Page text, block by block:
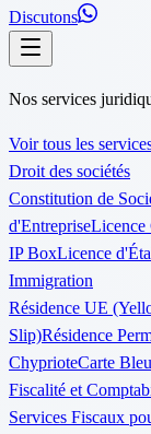
Discutons
Nos services
Voir tous les
Droit des sociétés
Constitution de
d'EntrepriseLicence
IP BoxLicence
Immigration
Résidence UE
Slip)Résidence
ChyprioteCarte
Fiscalité et
Services Fiscaux